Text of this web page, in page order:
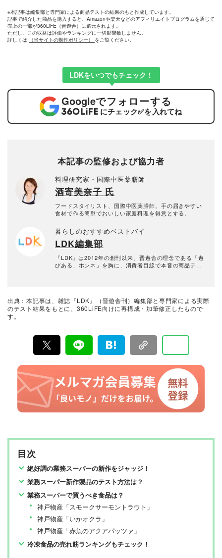
※本記事は編集部と専門家による商品テストの結果のもと作成しています。
記事で紹介した商品を購入すると、Amazonや楽天などのアフィリエイトプログラムを通じて
売上の一部が360LiFE（晋遊舎）に還元されます。
ただし、この収益は評価やランキングに一切影響致しません。
詳しくは
（当サイトの制作ポリシー） をご覧ください。
LDKをいつでもチェック！
Googleでフォローする
にチェック✅を入れてね
本記事の監修および協力者
料理研究家・国際中医薬膳師
酒寄美奈子 氏
フードスタイリスト、国際中医薬膳師。手の届きやすい
食材で作る簡単でおいしい家庭料理を得意とする。
暮らしのおすすめベストバイ
LDK編集部
『LDK』は2012年の創刊以来、晋遊舎の理念である「遊
びある、ホンネ」を胸に、消費者目線で本音の商品テス
て見つけた「本当に良いもの」と「お役立ち情報」を厳
選してあなたにお届け。編集長・高橋咲彩を中心に、11
出典：本記事は、雑誌『LDK』（晋遊舎刊）編集部と専門家による実際
のテスト結果をもとに、360LiFE向けに再構成・加筆修正したもので
す。
目次
絶好調の業務スーパーの新作をジャッジ！
業務スーパー新作製品のテスト方法は？
業務スーパーで買うべき食品は？
神戸物産「スモークサーモントラウト」
神戸物産「いかオクラ」
神戸物産「赤魚のアクアパッツァ」
冷凍食品の売れ筋ランキングもチェック！